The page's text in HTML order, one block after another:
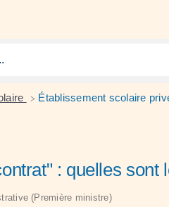
> Établissement scolaire
: quelles sont
(Première ministre)